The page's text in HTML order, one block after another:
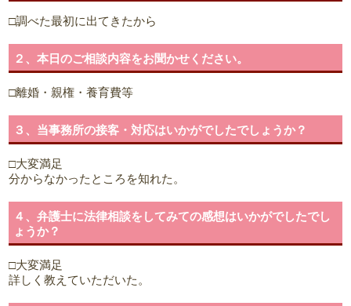
□調べた最初に出てきたから
２、本日のご相談内容をお聞かせください。
□離婚・親権・養育費等
３、当事務所の接客・対応はいかがでしたでしょうか？
□大変満足
分からなかったところを知れた。
４、弁護士に法律相談をしてみての感想はいかがでしたでし
ょうか？
□大変満足
詳しく教えていただいた。